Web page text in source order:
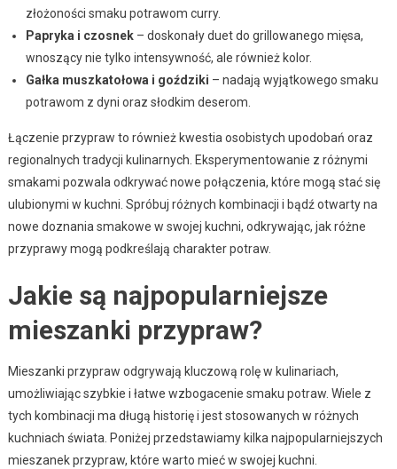
złożoności smaku potrawom curry.
Papryka i czosnek– doskonały duet do grillowanego mięsa,
wnoszący nie tylko intensywność, ale również kolor.
Gałka muszkatołowa i goździki – nadają wyjątkowego smaku
potrawom z dyni oraz słodkim deserom.
Łączenie przypraw to również kwestia osobistych upodobań oraz
regionalnych tradycji kulinarnych. Eksperymentowanie z różnymi
smakami pozwala odkrywać nowe połączenia, które mogą stać się
ulubionymi w kuchni. Spróbuj różnych kombinacji i bądź otwarty na
nowe doznania smakowe w swojej kuchni, odkrywając, jak różne
przyprawy mogą podkreślają charakter potraw.
Jakie są najpopularniejsze
mieszanki przypraw?
Mieszanki przypraw odgrywają kluczową rolę w kulinariach,
umożliwiając szybkie i łatwe wzbogacenie smaku potraw. Wiele z
tych kombinacji ma długą historię i jest stosowanych w różnych
kuchniach świata. Poniżej przedstawiamy kilka najpopularniejszych
mieszanek przypraw, które warto mieć w swojej kuchni.